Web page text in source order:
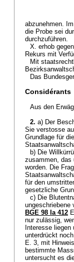
abzunehmen.
die Probe sei
durchzuführen.
X. erhob
Rekurs mit
Mit
Das
Considérants
Aus den
2. a) Der
Sie verstosse
Grundlage für
b) Die
zusammen, das
worden. Die
für den
gesetzliche
c) Die
ungeschriebene
BGE 98 Ia 412
nur zulässig,
Interesse
unterdrückt
E. 3, mit
bestimmte
untersucht es